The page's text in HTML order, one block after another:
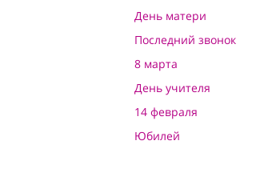
День матери
Последний звонок
8 марта
День учителя
14 февраля
Юбилей